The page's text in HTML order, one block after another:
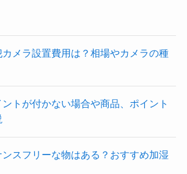
メラ設置費用は？相場やカメラの種
トが付かない場合や商品、ポイント
スフリーな物はある？おすすめ加湿